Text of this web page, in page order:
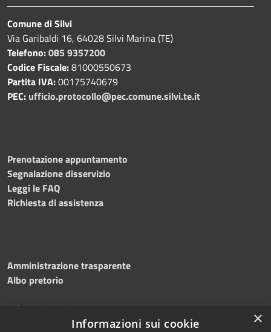
Comune di Silvi
Via Garibaldi 16, 64028 Silvi Marina (TE)
Telefono:085 9357200
Codice Fiscale:81000550673
Partita IVA:00175740679
PEC: ufficio.protocollo@pec.comune.silvi.te.it
Prenotazione appuntamento
Segnalazione disservizio
Leggi le FAQ
Richiesta di assistenza
Amministrazione trasparente
Albo pretorio
Informativa privacy
×
Informazioni sui cookie